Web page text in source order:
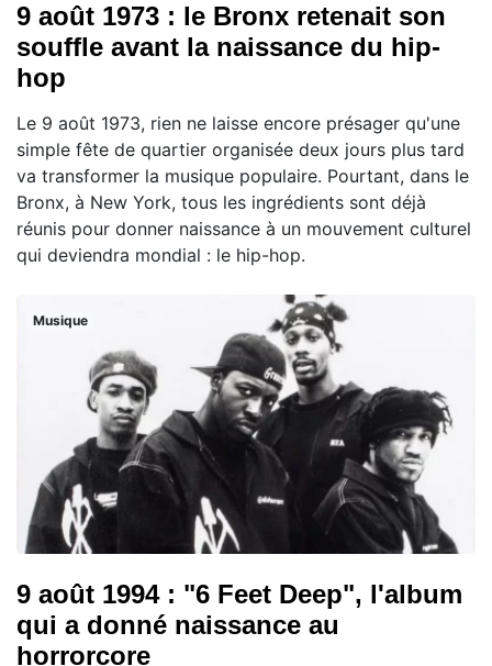
9 août 1973 : le Bronx retenait son
souffle avant la naissance du hip-
hop
Le 9 août 1973, rien ne laisse encore présager qu'une
simple fête de quartier organisée deux jours plus tard
va transformer la musique populaire. Pourtant, dans le
Bronx, à New York, tous les ingrédients sont déjà
réunis pour donner naissance à un mouvement culturel
qui deviendra mondial : le hip-hop.
Musique
9 août 1994 : "6 Feet Deep", l'album
qui a donné naissance au
horrorcore